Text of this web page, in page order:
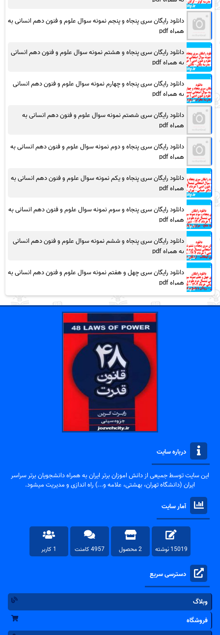
دانلود رایگان سری پنجاه و پنجم نمونه سوال علوم و فنون دهم انسانی به
همراه pdf
دانلود رایگان سری پنجاه و هشتم نمونه سوال علوم و فنون دهم انسانی
به همراه pdf
دانلود رایگان سری پنجاه و چهارم نمونه سوال علوم و فنون دهم انسانی
به همراه pdf
دانلود رایگان سری شصتم نمونه سوال علوم و فنون دهم انسانی به
همراه pdf
دانلود رایگان سری پنجاه و دوم نمونه سوال علوم و فنون دهم انسانی به
همراه pdf
دانلود رایگان سری پنجاه و یکم نمونه سوال علوم و فنون دهم انسانی به
همراه pdf
دانلود رایگان سری پنجاه و سوم نمونه سوال علوم و فنون دهم انسانی به
همراه pdf
دانلود رایگان سری پنجاه و ششم نمونه سوال علوم و فنون دهم انسانی
به همراه pdf
دانلود رایگان سری چهل و هفتم نمونه سوال علوم و فنون دهم انسانی به
همراه pdf
درباره سایت
این سایت توسط جمیعی از دانش اموزان برتر ایران به همراه دانشجویان برتر سراسر
ایران (دانشگاه تهران، بهشتی، علامه و...) راه اندازی و مدیریت میشود.
آمار سایت
15019 نوشته 2 محصول 4957 کامنت 1 کاربر
دسترسی سریع
وبلاگ
فروشگاه